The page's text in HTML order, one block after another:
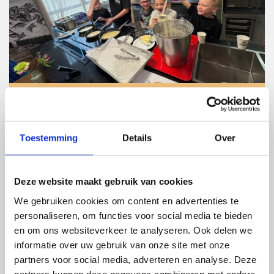
Toestemming Details Over
Deze website maakt gebruik van cookies
We gebruiken cookies om content en advertenties te
personaliseren, om functies voor social media te bieden
en om ons websiteverkeer te analyseren. Ook delen we
informatie over uw gebruik van onze site met onze
partners voor social media, adverteren en analyse. Deze
pannenkoeken bij Cederhof!
23 maart 2026
Pannenkoekendag: wat een feest! Vrijdag
basisschool De Linge naar Cederhof toe.
Op 7 huiskamers en in de Kook’oek
werden door de kinderen, samen met een
leraar of ouder, pannenkoeken gebakken.
Heel veel pannenkoeken. Heerlijk. Met
stroop of suiker. Een bewoner zei met een
Lees verder
over Groep 4, 5 en 6 bakken